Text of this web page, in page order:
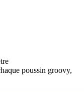
poussin groovy,